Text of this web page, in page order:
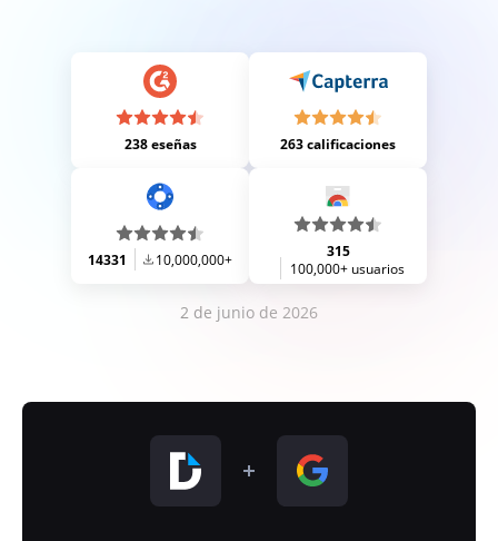
238 eseñas 263 calificaciones
14331 10,000,000+
315
100,000+ usuarios
2 de junio de 2026